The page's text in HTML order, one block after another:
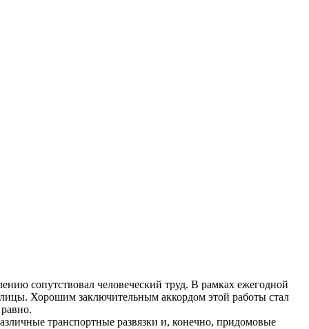
сопутствовал человеческий труд. В рамках ежегодной
Хорошим заключительным аккордом этой работы стал
транспортные развязки и, конечно, придомовые